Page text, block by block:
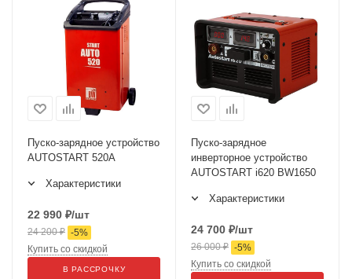
Пуско-зарядное устройство
AUTOSTART 520А
Характеристики
22 990 ₽/шт
24 200₽ -5%
Купить со скидкой
В РАССРОЧКУ
Пуско-зарядное
инверторное устройство
AUTOSTART i620 BW1650
Характеристики
24 700 ₽/шт
26 000₽ -5%
Купить со скидкой